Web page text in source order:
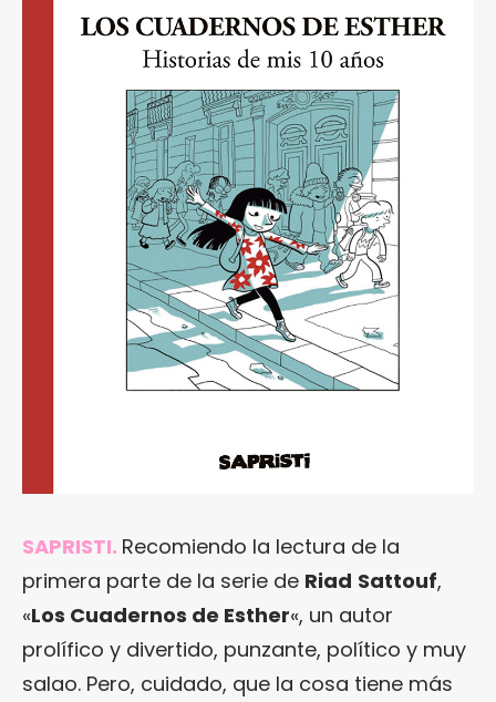
SAPRISTI. Recomiendo la lectura de la
primera parte de la serie de Riad Sattouf,
«Los Cuadernos de Esther«, un autor
prolífico y divertido, punzante, político y muy
salao. Pero, cuidado, que la cosa tiene más